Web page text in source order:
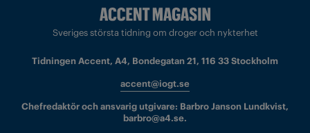
Sveriges största tidning om droger och nykterhet
Tidningen Accent, A4, Bondegatan 21, 116 33 Stockholm
accent@iogt.se
Chefredaktör och ansvarig utgivare: Barbro Janson Lundkvist,
barbro@a4.se.